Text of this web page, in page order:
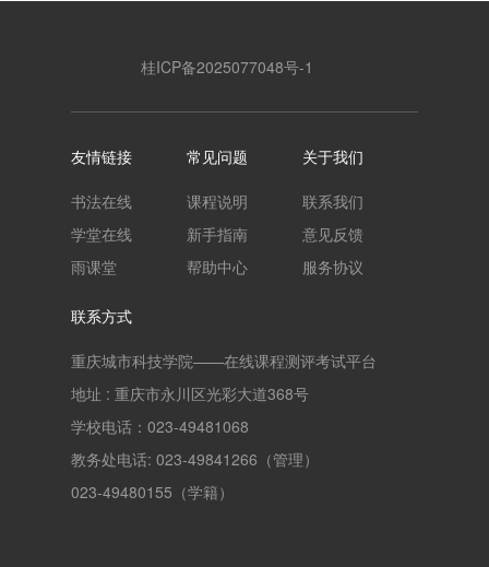
桂ICP备2025077048号-1
友情链接
书法在线
学堂在线
雨课堂
常见问题
课程说明
新手指南
帮助中心
关于我们
联系我们
意见反馈
服务协议
联系方式
重庆城市科技学院——在线课程测评考试平台
地址 : 重庆市永川区光彩大道368号
学校电话：023-49481068
教务处电话: 023-49841266（管理）
023-49480155（学籍）